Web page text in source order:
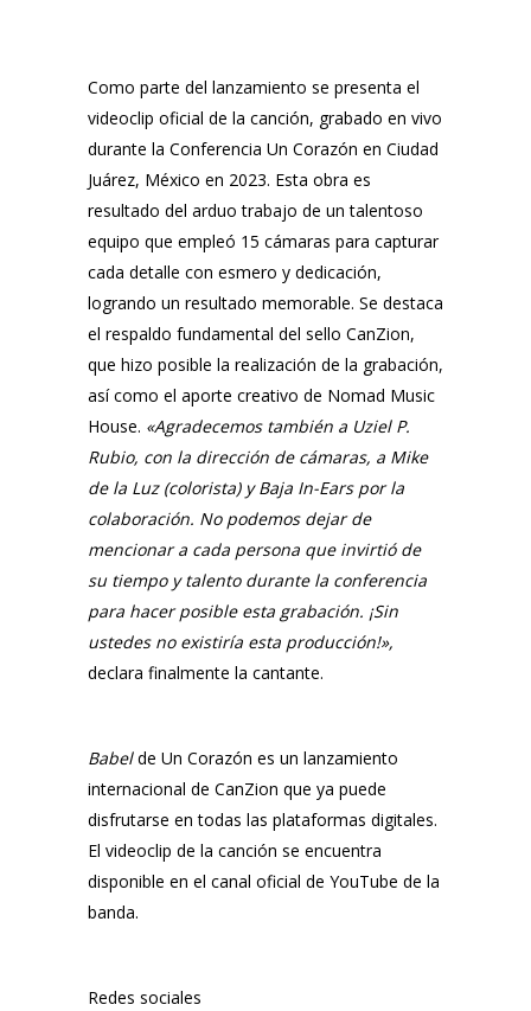
Como parte del lanzamiento se presenta el
videoclip oficial de la canción, grabado en vivo
durante la Conferencia Un Corazón en Ciudad
Juárez, México en 2023. Esta obra es
resultado del arduo trabajo de un talentoso
equipo que empleó 15 cámaras para capturar
cada detalle con esmero y dedicación,
logrando un resultado memorable. Se destaca
el respaldo fundamental del sello CanZion,
que hizo posible la realización de la grabación,
así como el aporte creativo de Nomad Music
House. «Agradecemos también a Uziel P.
Rubio, con la dirección de cámaras, a Mike
de la Luz(colorista) yBaja In-Earspor la
colaboración. No podemos dejar de
mencionar a cada persona que invirtió de
su tiempo y talento durante la conferencia
para hacer posible esta grabación. ¡Sin
ustedes no existiría esta producción!»,
declara finalmente la cantante.
Babelde Un Corazón es un lanzamiento
internacional de CanZion que ya puede
disfrutarse en todas las plataformas digitales.
El videoclip de la canción se encuentra
disponible en el canal oficial de YouTube de la
banda.
Redes sociales